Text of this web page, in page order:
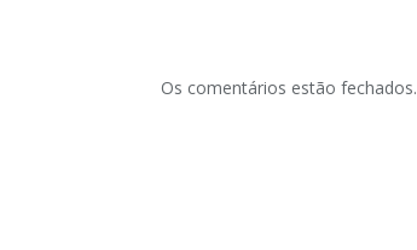
Os comentários estão fechados.